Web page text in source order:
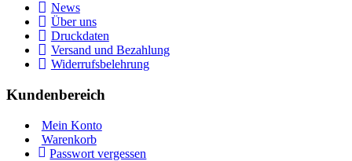
News
Über uns
Druckdaten
Versand und Bezahlung
Widerrufsbelehrung
Kundenbereich
Mein Konto
Warenkorb
Passwort vergessen